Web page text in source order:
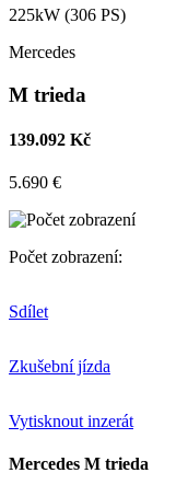
225kW (306 PS)
Mercedes
M trieda
139.092 Kč
5.690 €
Počet zobrazení:
Sdílet
Zkušební jízda
Vytisknout inzerát
Mercedes M trieda